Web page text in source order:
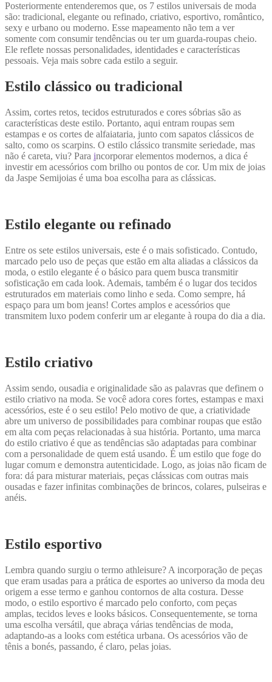
Posteriormente entenderemos que, os 7 estilos universais de moda
são: tradicional, elegante ou refinado, criativo, esportivo, romântico,
sexy e urbano ou moderno. Esse mapeamento não tem a ver
somente com consumir tendências ou ter um guarda-roupas cheio.
Ele reflete nossas personalidades, identidades e características
pessoais. Veja mais sobre cada estilo a seguir.
Estilo clássico ou tradicional
Assim, cortes retos, tecidos estruturados e cores sóbrias são as
características deste estilo. Portanto, aqui entram roupas sem
estampas e os cortes de alfaiataria, junto com sapatos clássicos de
salto, como os scarpins. O estilo clássico transmite seriedade, mas
não é careta, viu? Para incorporar elementos modernos, a dica é
investir em acessórios com brilho ou pontos de cor. Um mix de joias
da Jaspe Semijoias é uma boa escolha para as clássicas.
Estilo elegante ou refinado
Entre os sete estilos universais, este é o mais sofisticado. Contudo,
marcado pelo uso de peças que estão em alta aliadas a clássicos da
moda, o estilo elegante é o básico para quem busca transmitir
sofisticação em cada look. Ademais, também é o lugar dos tecidos
estruturados em materiais como linho e seda. Como sempre, há
espaço para um bom jeans! Cortes amplos e acessórios que
transmitem luxo podem conferir um ar elegante à roupa do dia a dia.
Estilo criativo
Assim sendo, ousadia e originalidade são as palavras que definem o
estilo criativo na moda. Se você adora cores fortes, estampas e maxi
acessórios, este é o seu estilo! Pelo motivo de que, a criatividade
abre um universo de possibilidades para combinar roupas que estão
em alta com peças relacionadas à sua história. Portanto, uma marca
do estilo criativo é que as tendências são adaptadas para combinar
com a personalidade de quem está usando. É um estilo que foge do
lugar comum e demonstra autenticidade. Logo, as joias não ficam de
fora: dá para misturar materiais, peças clássicas com outras mais
ousadas e fazer infinitas combinações de brincos, colares, pulseiras e
anéis.
Estilo esportivo
Lembra quando surgiu o termo athleisure? A incorporação de peças
que eram usadas para a prática de esportes ao universo da moda deu
origem a esse termo e ganhou contornos de alta costura. Desse
modo, o estilo esportivo é marcado pelo conforto, com peças
amplas, tecidos leves e looks básicos. Consequentemente, se torna
uma escolha versátil, que abraça várias tendências de moda,
adaptando-as a looks com estética urbana. Os acessórios vão de
tênis a bonés, passando, é claro, pelas joias.